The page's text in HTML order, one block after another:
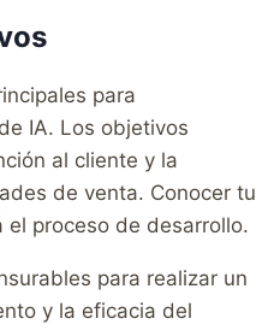
para
IA. Los objetivos
al cliente y la
de venta. Conocer tu
el proceso de desarrollo.
para realizar un
y la eficacia del